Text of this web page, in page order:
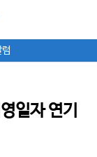
일자 연기